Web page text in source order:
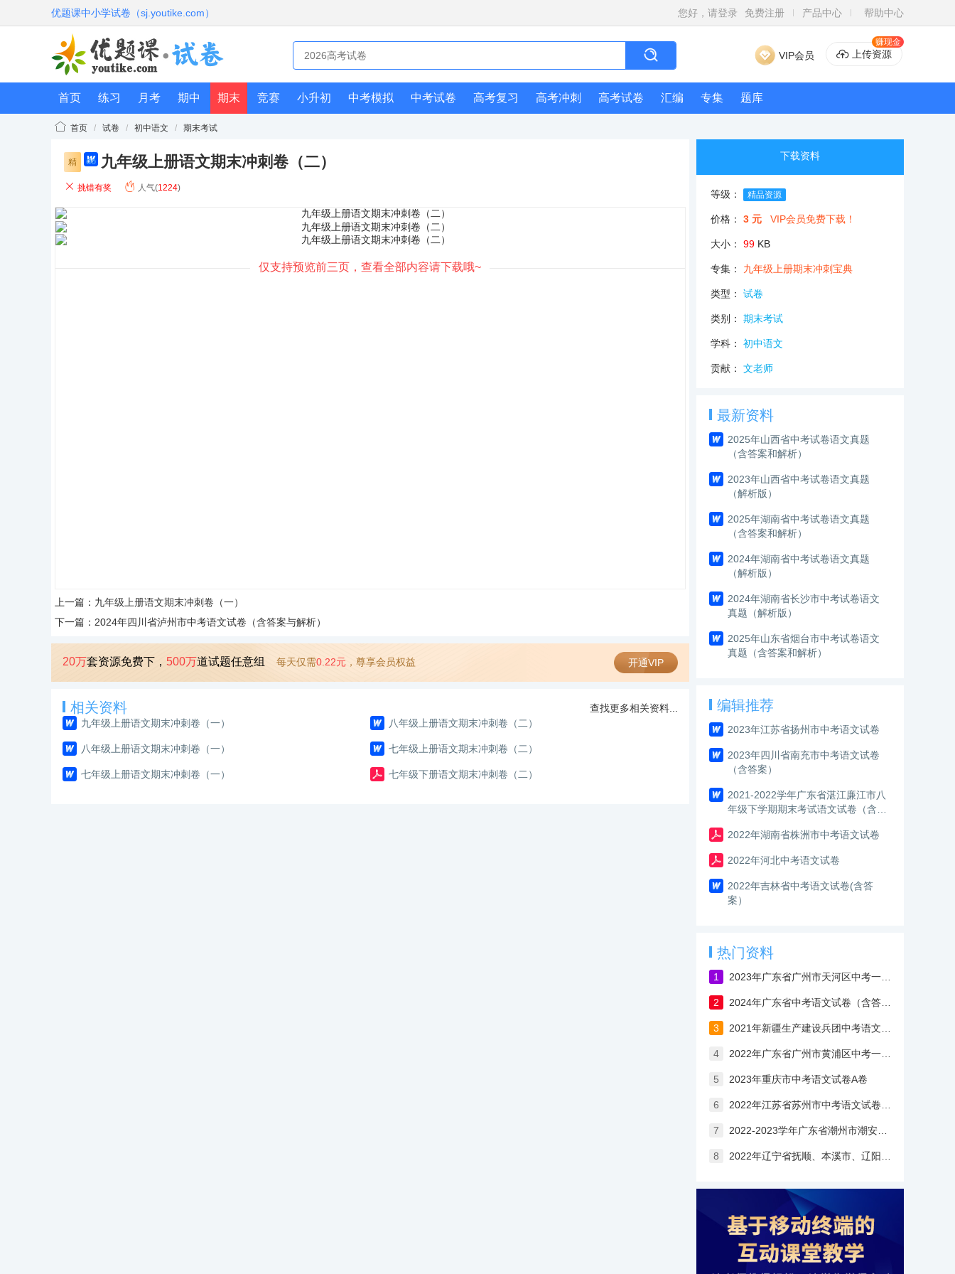
优题课中小学试卷（sj.youtike.com） 您好，请登录 免费注册 产品中心 帮助中心
VIP会员 上传资源
赚现金
首页 练习 月考 期中 期末 竞赛 小升初 中考模拟 中考试卷 高考复习 高考冲刺 高考试卷 汇编 专集 题库
首页 / 试卷 / 初中语文 / 期末考试
精
do 九年级上册语文期末冲刺卷（二）
挑错有奖 人气(1224)
仅支持预览前三页，查看全部内容请下载哦~
上一篇： 九年级上册语文期末冲刺卷（一）
下一篇： 2024年四川省泸州市中考语文试卷（含答案与解析）
20万套资源免费下， 500万道试题任意组 每天仅需0.22元 ，尊享会员权益 开通VIP
相关资料
查找更多相关资料...
九年级上册语文期末冲刺卷（一）
八年级上册语文期末冲刺卷（二）
八年级上册语文期末冲刺卷（一） 七年级上册语文期末冲刺卷（二）
七年级上册语文期末冲刺卷（一） 七年级下册语文期末冲刺卷（二）
下载资料
等级： 精品资源
价格： 3 元 VIP会员免费下载！
大小： 99KB
专集： 九年级上册期末冲刺宝典
类型： 试卷
类别： 期末考试
学科： 初中语文
贡献： 文老师
最新资料
2025年山西省中考试卷语文真题
（含答案和解析）
2023年山西省中考试卷语文真题
（解析版）
2025年湖南省中考试卷语文真题
（含答案和解析）
2024年湖南省中考试卷语文真题
（解析版）
2024年湖南省长沙市中考试卷语文
真题（解析版）
2025年山东省烟台市中考试卷语文
真题（含答案和解析）
编辑推荐
2023年江苏省扬州市中考语文试卷
2023年四川省南充市中考语文试卷
（含答案）
2021-2022学年广东省湛江廉江市八
年级下学期期末考试语文试卷（含答
2022年湖南省株洲市中考语文试卷
2022年河北中考语文试卷
2022年吉林省中考语文试卷(含答
案）
热门资料
1 2023年广东省广州市天河区中考一模语文试卷
2 2024年广东省中考语文试卷（含答案与解析）
3
4 2022年广东省广州市黄浦区中考一模语文试卷（含答案与解析）
5 2023年重庆市中考语文试卷A卷
6
7 2022-2023学年广东省潮州市潮安区七年级上学期期中语文试卷（含答案）
8